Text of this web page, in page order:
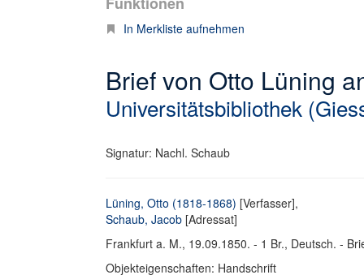
In Merkliste aufnehmen
Brief von Otto Lüning
Universitätsbibliothek
Signatur: Nachl. Schaub
Lüning, Otto (1818-1868) [Verfasser],
Schaub, Jacob [Adressat]
Frankfurt a. M., 19.09.1850. - 1 Br., Deutsch. -
Objekteigenschaften: Handschrift